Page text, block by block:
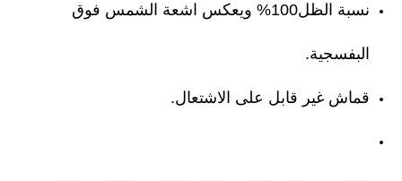
نسبة الظل100% ويعكس اشعة الشمس فوق
البفسجية.
قماش غير قابل على الاشتعال.